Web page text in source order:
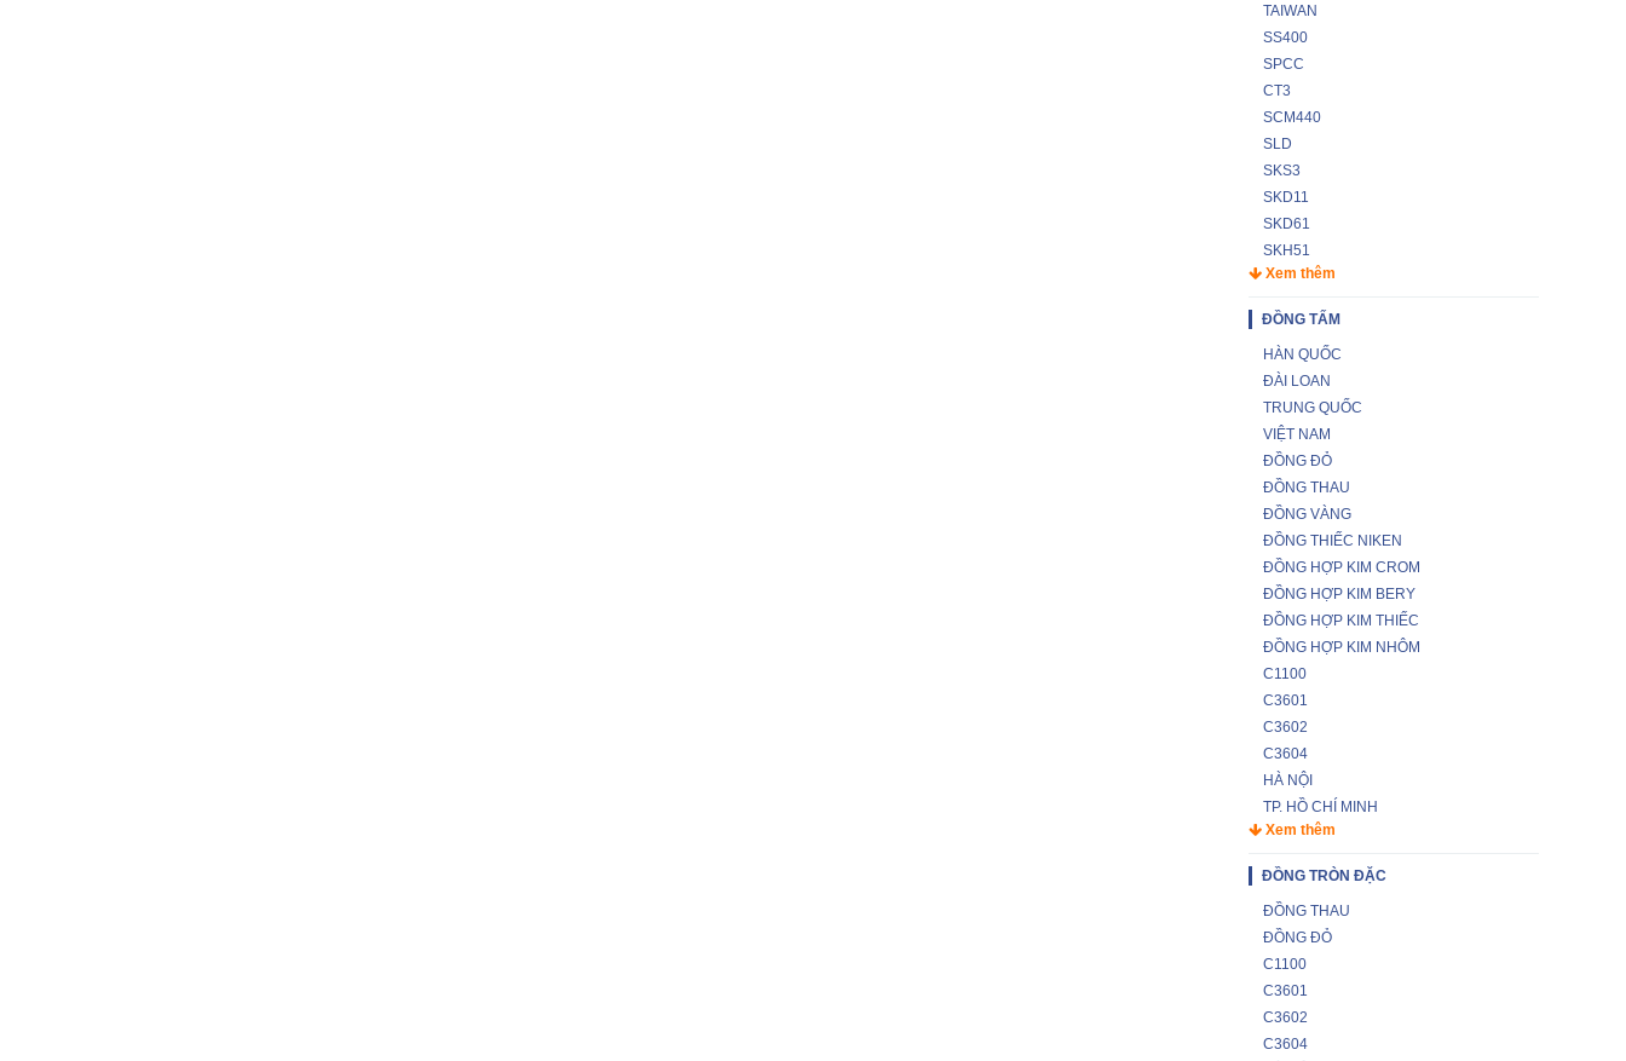
TAIWAN
SS400
SPCC
CT3
SCM440
SLD
SKS3
SKD11
SKD61
SKH51
Xem thêm
ĐỒNG TẤM
HÀN QUỐC
ĐÀI LOAN
TRUNG QUỐC
VIỆT NAM
ĐỒNG ĐỎ
ĐỒNG THAU
ĐỒNG VÀNG
ĐỒNG THIẾC NIKEN
ĐỒNG HỢP KIM CROM
ĐỒNG HỢP KIM BERY
ĐỒNG HỢP KIM THIẾC
ĐỒNG HỢP KIM NHÔM
C1100
C3601
C3602
C3604
HÀ NỘI
TP. HỒ CHÍ MINH
Xem thêm
ĐỒNG TRÒN ĐẶC
ĐỒNG THAU
ĐỒNG ĐỎ
C1100
C3601
C3602
C3604